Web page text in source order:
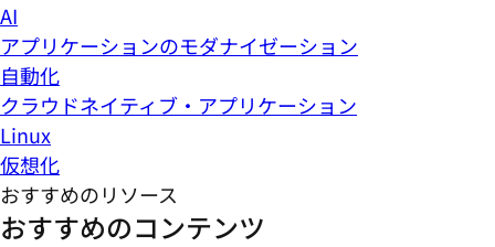
AI
アプリケーションのモダナイゼーション
自動化
クラウドネイティブ・アプリケーション
Linux
仮想化
おすすめのリソース
おすすめのコンテンツ